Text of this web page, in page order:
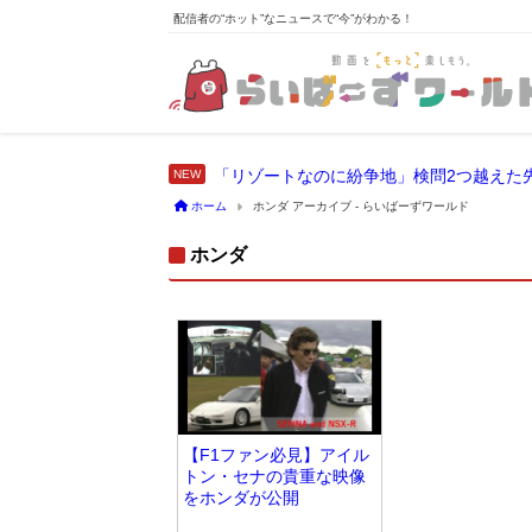
配信者の“ホット”なニュースで“今”がわかる！
「リゾートなのに紛争地」検問2つ越えた
ホーム ホンダ アーカイブ - らいばーずワールド
ホンダ
【F1ファン必見】アイル
トン・セナの貴重な映像
をホンダが公開